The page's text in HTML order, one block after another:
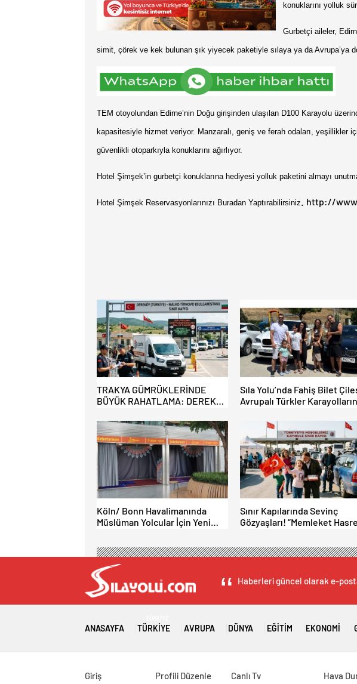
konuklarını yolluk
Gurbetçi aileler,
simit, çörek ve kek bulunan şık yiyecek paketiyle sılaya ya da Avrupa’ya
TEM otoyolundan Edirne’nin Doğu girişinden ulaşılan D100 Karayolu
kapasitesiyle hizmet veriyor. Manzaralı, geniş ve ferah odaları, yeşillikler
güvenlikli otoparkıyla konuklarını ağırlıyor.
Hotel Şimşek’in gurbetçi konuklarına hediyesi yolluk paketini almayı
Hotel Şimşek Reservasyonlarınızı Buradan Yaptırabilirsiniz . http://
TRAKYA GÜMRÜKLERİNDE
BÜYÜK RAHATLAMA: DEREKÖY
AÇILIYOR!
Sıla Yolu’nda Fahiş Bilet
Avrupalı Türkler
Köln/ Bonn Havalimanında
Müslüman Yolcular İçin Yeni
Sınır Kapılarında Sevinç
Gözyaşları! “Memleket
Haberleri güncel olarak e-
ANASAYFA TÜRKIYE AVRUPA DÜNYA EĞITIM EKONOMI
Giriş Profili Düzenle Canlı Tv Hava